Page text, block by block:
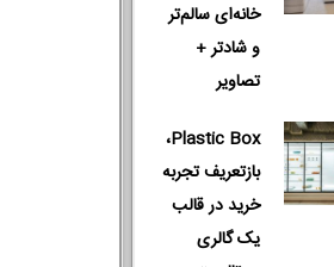
خانه‌ای سالم‌تر
و شادتر +
تصاویر
Plastic Box،
بازتعریف تجربه
خرید در قالب
یک گالری